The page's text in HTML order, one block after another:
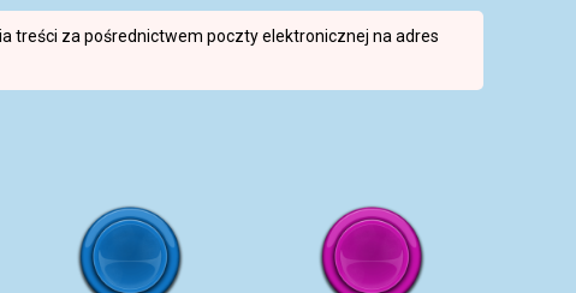
treści za pośrednictwem poczty elektronicznej na adres